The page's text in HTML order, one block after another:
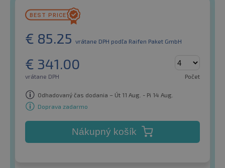
€ 85.25 vrátane DPH podľa Raifen Paket GmbH
€ 341.00
vrátane DPH Počet
Odhadovaný čas dodania – Út 11 Aug. - Pi 14 Aug.
Doprava zadarmo
Nákupný košík